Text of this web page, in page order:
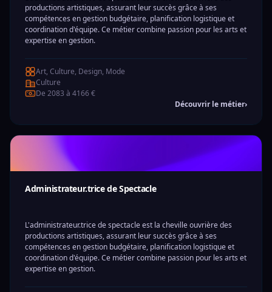
productions artistiques, assurant leur succès grâce à ses
compétences en gestion budgétaire, planification logistique et
coordination d'équipe. Ce métier combine passion pour les arts et
expertise en gestion.
Art, Culture, Design, Mode
Culture
De 2083 à 4166 €
Découvrir le métier›
Administrateur.trice de Spectacle
L'administrateur.trice de spectacle est la cheville ouvrière des
productions artistiques, assurant leur succès grâce à ses
compétences en gestion budgétaire, planification logistique et
coordination d'équipe. Ce métier combine passion pour les arts et
expertise en gestion.